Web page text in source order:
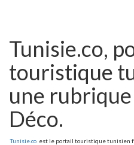
Tunisie.co,
touristique
une
Déco.
Tunisie.co est le portail touristique tunisien